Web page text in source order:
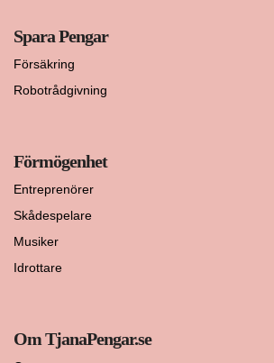
Spara Pengar
Försäkring
Robotrådgivning
Förmögenhet
Entreprenörer
Skådespelare
Musiker
Idrottare
Om TjanaPengar.se